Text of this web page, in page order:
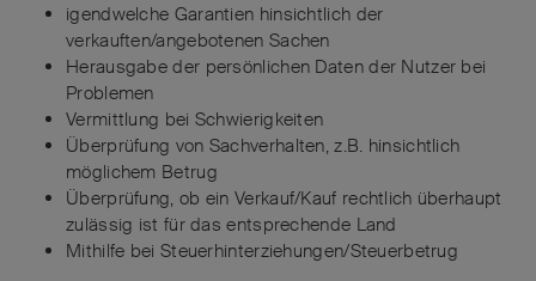
igendwelche Garantien hinsichtlich der
verkauften/angebotenen Sachen
Herausgabe der persönlichen Daten der Nutzer bei
Problemen
Vermittlung bei Schwierigkeiten
Überprüfung von Sachverhalten, z.B. hinsichtlich
möglichem Betrug
Überprüfung, ob ein Verkauf/Kauf rechtlich überhaupt
zulässig ist für das entsprechende Land
Mithilfe bei Steuerhinterziehungen/Steuerbetrug